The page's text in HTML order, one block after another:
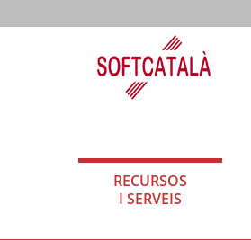
RECURSOS
I SERVEIS